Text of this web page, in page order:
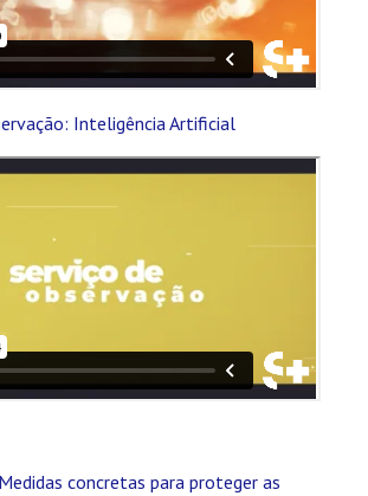
Inteligência Artificial
concretas para proteger as